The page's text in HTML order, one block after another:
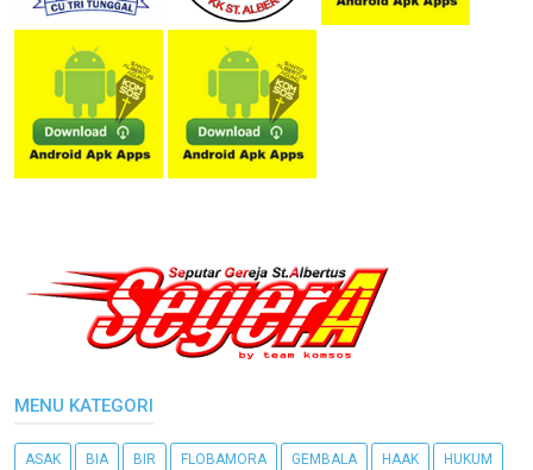
MENU KATEGORI
ASAK BIA BIR FLOBAMORA GEMBALA HAAK HUKUM